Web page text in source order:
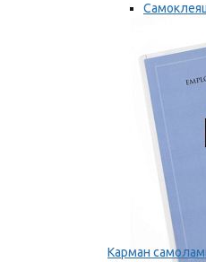
Мы
Карман